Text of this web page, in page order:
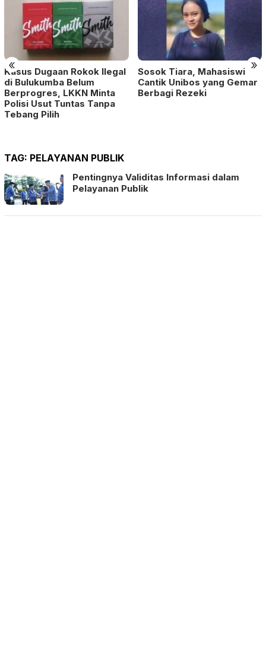
« »
Kasus Dugaan Rokok Ilegal
di Bulukumba Belum
Berprogres, LKKN Minta
Polisi Usut Tuntas Tanpa
Tebang Pilih
Sosok Tiara, Mahasiswi
Cantik Unibos yang Gemar
Berbagi Rezeki
TAG: PELAYANAN PUBLIK
Pentingnya Validitas Informasi dalam
Pelayanan Publik